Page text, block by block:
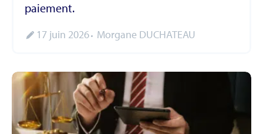
paiement.
17 juin 2026 Morgane DUCHATEAU